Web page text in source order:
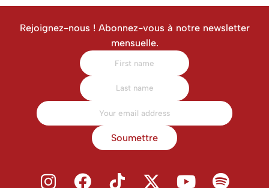
Rejoignez-nous ! Abonnez-vous à notre newsletter
mensuelle.
Soumettre